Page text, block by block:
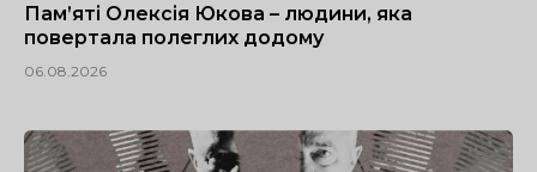
Пам’яті Олексія Юкова – людини, яка
повертала полеглих додому
06.08.2026